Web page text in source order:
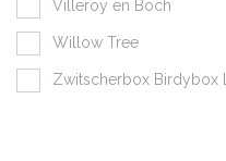
Villeroy en Boch
Willow Tree
Zwitscherbox Birdybox